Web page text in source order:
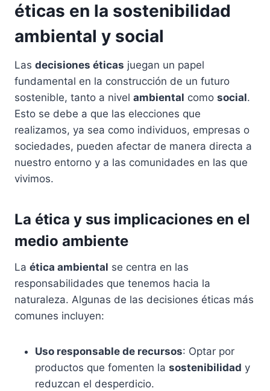
éticas en la sostenibilidad
ambiental y social
Las decisiones éticas juegan un papel
fundamental en la construcción de un futuro
sostenible, tanto a nivel ambiental como social.
Esto se debe a que las elecciones que
realizamos, ya sea como individuos, empresas o
sociedades, pueden afectar de manera directa a
nuestro entorno y a las comunidades en las que
vivimos.
La ética y sus implicaciones en el
medio ambiente
La ética ambiental se centra en las
responsabilidades que tenemos hacia la
naturaleza. Algunas de las decisiones éticas más
comunes incluyen:
Uso responsable de recursos: Optar por
productos que fomenten la sostenibilidad y
reduzcan el desperdicio.